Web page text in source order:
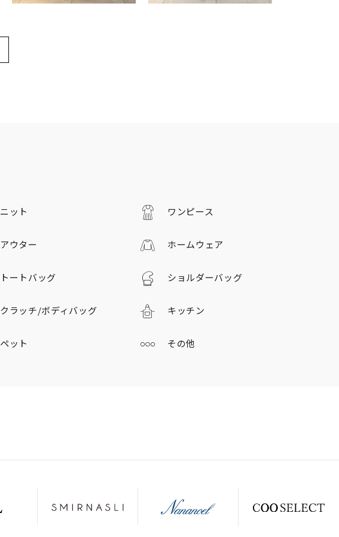
ニット ワンピース
アウター ホームウェア
トートバッグ ショルダーバッグ
クラッチ/ボディバッグ キッチン
ペット その他